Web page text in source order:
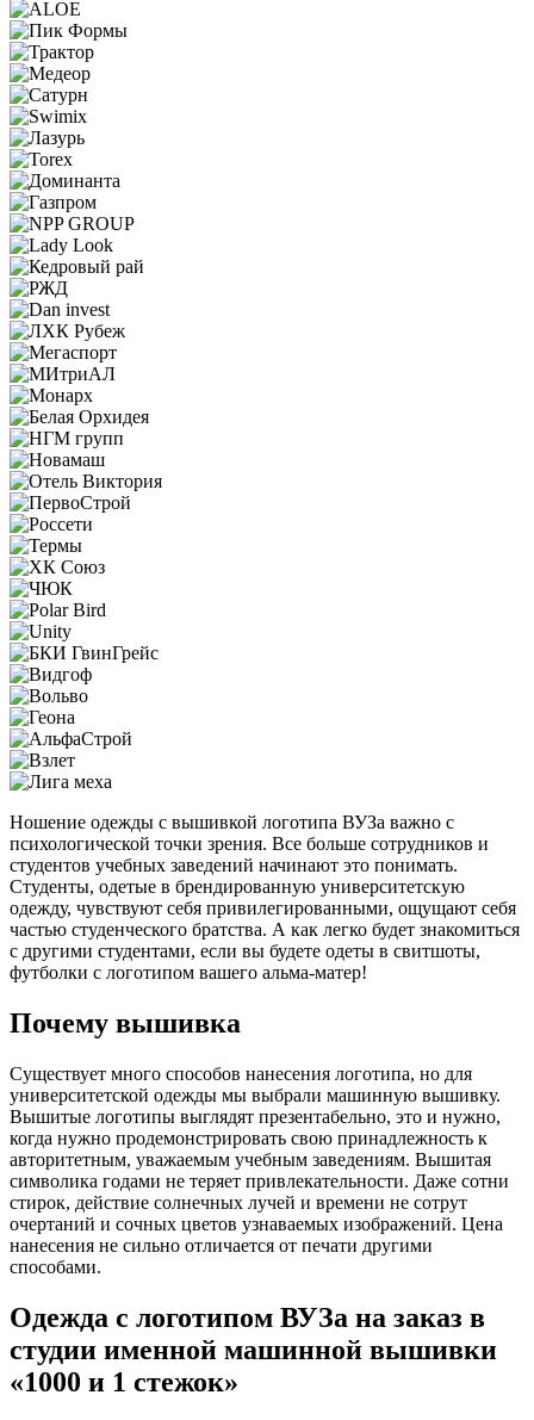
Ношение одежды с вышивкой логотипа ВУЗа важно с
психологической точки зрения. Все больше сотрудников и
студентов учебных заведений начинают это понимать.
Студенты, одетые в брендированную университетскую
одежду, чувствуют себя привилегированными, ощущают себя
частью студенческого братства. А как легко будет знакомиться
с другими студентами, если вы будете одеты в свитшоты,
футболки с логотипом вашего альма-матер!
Почему вышивка
Существует много способов нанесения логотипа, но для
университетской одежды мы выбрали машинную вышивку.
Вышитые логотипы выглядят презентабельно, это и нужно,
когда нужно продемонстрировать свою принадлежность к
авторитетным, уважаемым учебным заведениям. Вышитая
символика годами не теряет привлекательности. Даже сотни
стирок, действие солнечных лучей и времени не сотрут
очертаний и сочных цветов узнаваемых изображений. Цена
нанесения не сильно отличается от печати другими
способами.
Одежда с логотипом ВУЗа на заказ в
студии именной машинной вышивки
«1000 и 1 стежок»